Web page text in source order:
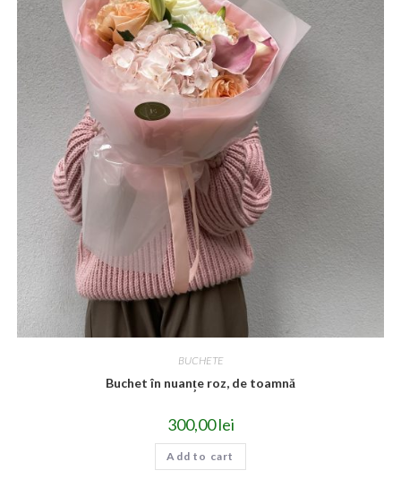
BUCHETE
Buchet în nuanțe roz, de toamnă
300,00lei
Add to cart